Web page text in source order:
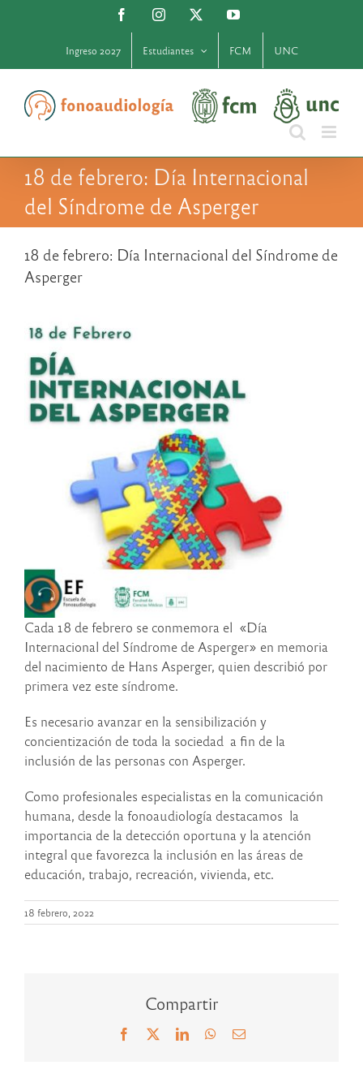
FacebookInstagram YouTube
Ingreso 2027 Estudiantes FCM UNC
18 de febrero: Día Internacional
del Síndrome de Asperger
18 de febrero: Día Internacional del Síndrome de
Asperger
Cada 18 de febrero se conmemora el «Día
Internacional del Síndrome de Asperger» en memoria
del nacimiento de Hans Asperger, quien describió por
primera vez este síndrome.
Es necesario avanzar en la sensibilización y
concientización de toda la sociedad a fin de la
inclusión de las personas con Asperger.
Como profesionales especialistas en la comunicación
humana, desde la fonoaudiología destacamos la
importancia de la detección oportuna y la atención
integral que favorezca la inclusión en las áreas de
educación, trabajo, recreación, vivienda, etc.
18 febrero, 2022
Compartir
Facebook LinkedInWhatsApp
Correo